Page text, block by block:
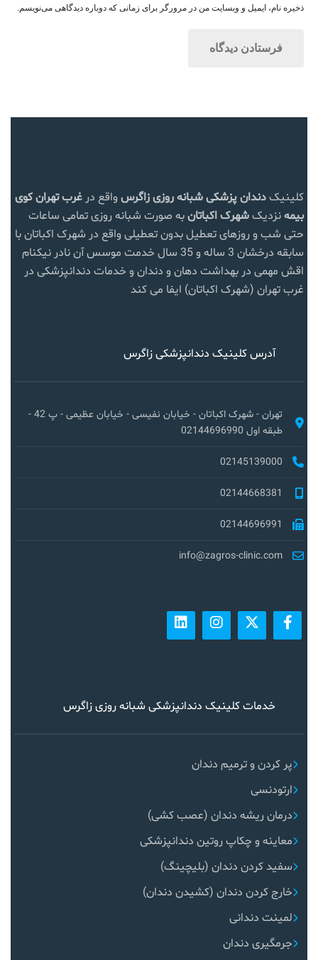
ذخیره نام، ایمیل و وبسایت من در مرورگر برای زمانی که دوباره دیدگاهی می‌نویسم.
کلینیکدندان پزشکی شبانه روزی زاگرس واقع در غرب تهرانکوی
بیمهنزدیکشهرک اکباتانبه صورت شبانه روزی تمامی ساعات
حتی شب و روزهای تعطیل بدون تعطیلی واقع در شهرک اکباتان با
سابقه درخشان 3 ساله و 35 سال خدمت موسس آن نادر نیکنام
اقش مهمی در بهداشت دهان و دندان و خدمات دندانپزشکی در
غرب تهران (شهرک اکباتان) ایفا می کند
آدرس کلینیک دندانپزشکی زاگرس
تهران - شهرک اکباتان - خیابان نفیسی - خیابان عظیمی - پ 42 -
طبقه اول 02144696990
02145139000
02144668381
02144696991
info@zagros-clinic.com
خدمات کلینیک دندانپزشکی شبانه روزی زاگرس
پر کردن و ترمیم دندان
ارتودنسی
درمان ریشه دندان (عصب کشی)
معاینه و چکاپ روتین دندانپزشکی
سفید کردن دندان (بلیچینگ)
خارج کردن دندان (کشیدن دندان)
لمینت دندانی
جرمگیری دندان